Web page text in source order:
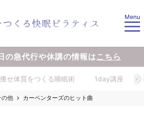
Menu
の急代行や休講の情報はこちら
痩せ体質をつくる睡眠術 1day講座
の他 カーペンターズのヒット曲